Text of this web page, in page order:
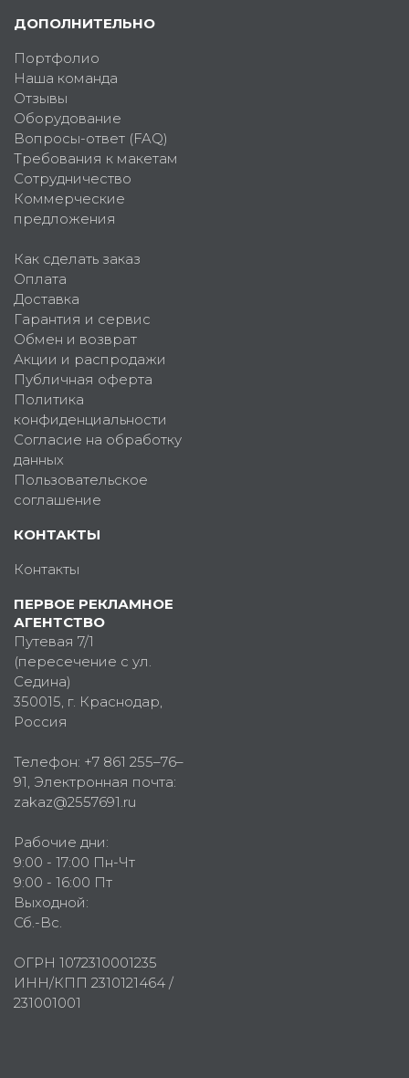
ДОПОЛНИТЕЛЬНО
Портфолио
Наша команда
Отзывы
Оборудование
Вопросы-ответ (FAQ)
Требования к макетам
Сотрудничество
Коммерческие
предложения
Как сделать заказ
Оплата
Доставка
Гарантия и сервис
Обмен и возврат
Акции и распродажи
Публичная оферта
Политика
конфиденциальности
Согласие на обработку
данных
Пользовательское
соглашение
КОНТАКТЫ
Контакты
ПЕРВОЕ РЕКЛАМНОЕ
АГЕНТСТВО
Путевая 7/1
(пересечение с ул.
Седина)
350015, г. Краснодар,
Россия
Телефон: +7 861 255–76–
91, Электронная почта:
zakaz@2557691.ru
Рабочие дни:
9:00 - 17:00 Пн-Чт
9:00 - 16:00 Пт
Выходной:
Сб.-Вс.
ОГРН 1072310001235
ИНН/КПП 2310121464 /
231001001